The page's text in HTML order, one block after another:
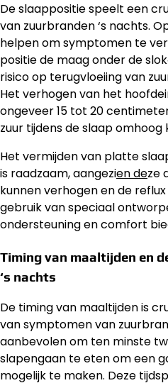
De slaappositie speelt een
van zuurbranden ‘s nachts.
helpen om symptomen te
positie de maag onder de
risico op terugvloeiing van
Het verhogen van het
ongeveer 15 tot 20
zuur tijdens de slaap omhoog
Het vermijden van platte
is raadzaam, aangezien deze
kunnen verhogen en de
gebruik van speciaal
ondersteuning en comfort
Timing van maaltijden en
‘s nachts
De timing van maaltijden is
van symptomen van
aanbevolen om ten minste
slapengaan te eten om een
mogelijk te maken. Deze